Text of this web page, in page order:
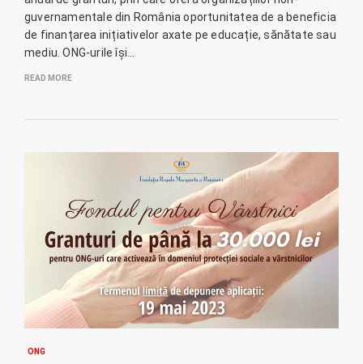
guvernamentale din România oportunitatea de a beneficia
de finanțarea inițiativelor axate pe educație, sănătate sau
mediu. ONG-urile își…
READ MORE
ONG